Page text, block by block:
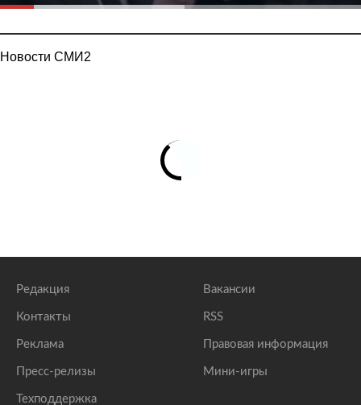
Новости СМИ2
Редакция
Контакты
Реклама
Пресс-релизы
Техподдержка
Вакансии
RSS
Правовая информация
Мини-игры